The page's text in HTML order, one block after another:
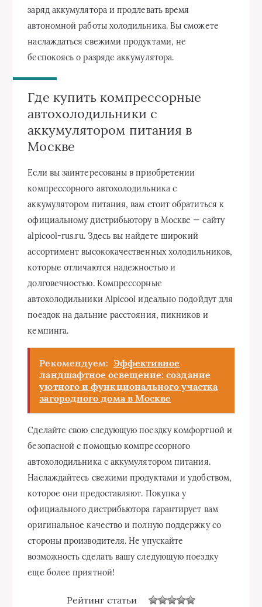
заряд аккумулятора и продлевать время
автономной работы холодильника. Вы сможете
наслаждаться свежими продуктами, не
беспокоясь о разряде аккумулятора.
Где купить компрессорные
автохолодильники с
аккумулятором питания в
Москве
Если вы заинтересованы в приобретении
компрессорного автохолодильника с
аккумулятором питания, вам стоит обратиться к
официальному дистрибьютору в Москве — сайту
alpicool-rus.ru. Здесь вы найдете широкий
ассортимент высококачественных холодильников,
которые отличаются надежностью и
долговечностью. Компрессорные
автохолодильники Alpicool идеально подойдут для
поездок на дальние расстояния, пикников и
кемпинга.
Рекомендуем: Эффективное
ландшафтное освещение: создание
уютного и функционального участка
загородного дома в Москве
Сделайте свою следующую поездку комфортной и
безопасной с помощью компрессорного
автохолодильника с аккумулятором питания.
Наслаждайтесь свежими продуктами и удобством,
которое они предоставляют. Покупка у
официального дистрибьютора гарантирует вам
оригинальное качество и полную поддержку со
стороны производителя. Не упускайте
возможность сделать вашу следующую поездку
еще более приятной!
Рейтинг статьи